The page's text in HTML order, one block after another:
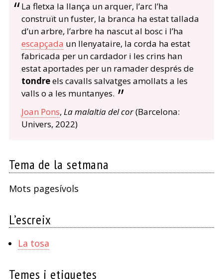
La fletxa la llança un arquer, l’arc l’ha
construït un fuster, la branca ha estat tallada
d’un arbre, l’arbre ha nascut al bosc i l’ha
escapçada un llenyataire, la corda ha estat
fabricada per un cardador i les crins han
estat aportades per un ramader després de
tondreels cavalls salvatges amollats a les
valls o a les muntanyes.
Joan Pons, La malaltia del cor(Barcelona:
Univers, 2022)
Tema de la setmana
Mots pagesívols
L’escreix
La tosa
Temes i etiquetes